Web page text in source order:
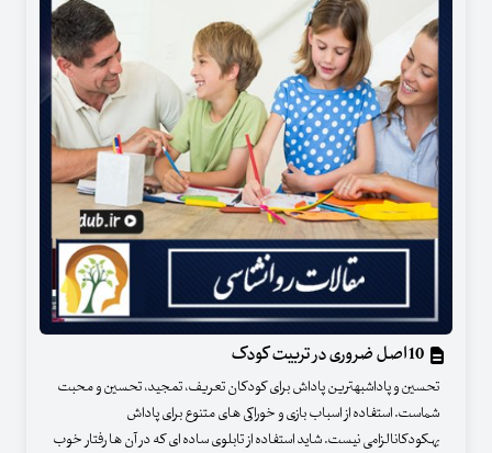
تحسین و پاداشبهترین پاداش برای کودکان تعریف، تمجید، تحسین و محبت
شماست. استفاده از اسباب بازی و خوراکی های متنوع برای پاداش
بهکودکانالزامی نیست. شاید استفاده از تابلوی ساده ای که در آن ها رفتار خوب